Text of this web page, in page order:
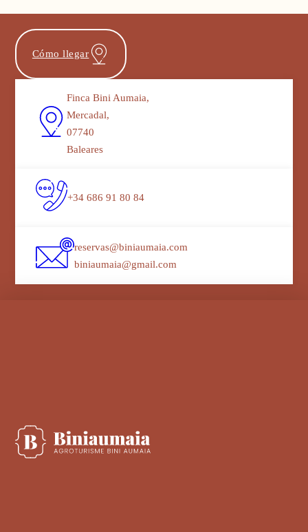
Cómo llegar
Finca Bini Aumaia,
Mercadal,
07740
Baleares
+34 686 91 80 84
reservas@biniaumaia.com
biniaumaia@gmail.com